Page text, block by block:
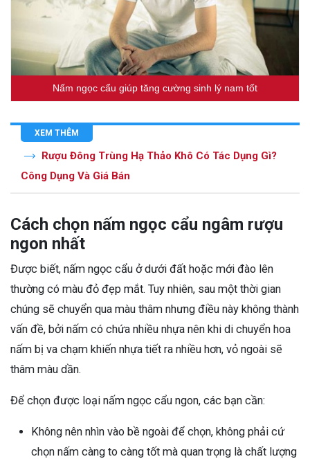
Nấm ngọc cẩu giúp tăng cường sinh lý nam tốt
XEM THÊM
Rượu Đông Trùng Hạ Thảo Khô Có Tác Dụng Gì?
Công Dụng Và Giá Bán
Cách chọn nấm ngọc cẩu ngâm rượu
ngon nhất
Được biết, nấm ngọc cẩu ở dưới đất hoặc mới đào lên
thường có màu đỏ đẹp mắt. Tuy nhiên, sau một thời gian
chúng sẽ chuyển qua màu thâm nhưng điều này không thành
vấn đề, bởi nấm có chứa nhiều nhựa nên khi di chuyển hoa
nấm bị va chạm khiến nhựa tiết ra nhiều hơn, vỏ ngoài sẽ
thâm màu dần.
Để chọn được loại nấm ngọc cẩu ngon, các bạn cần:
Không nên nhìn vào bề ngoài để chọn, không phải cứ
chọn nấm càng to càng tốt mà quan trọng là chất lượng